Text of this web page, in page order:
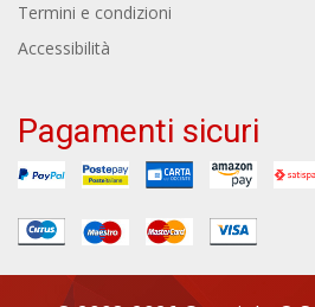
Termini e condizioni
Accessibilità
Pagamenti sicuri